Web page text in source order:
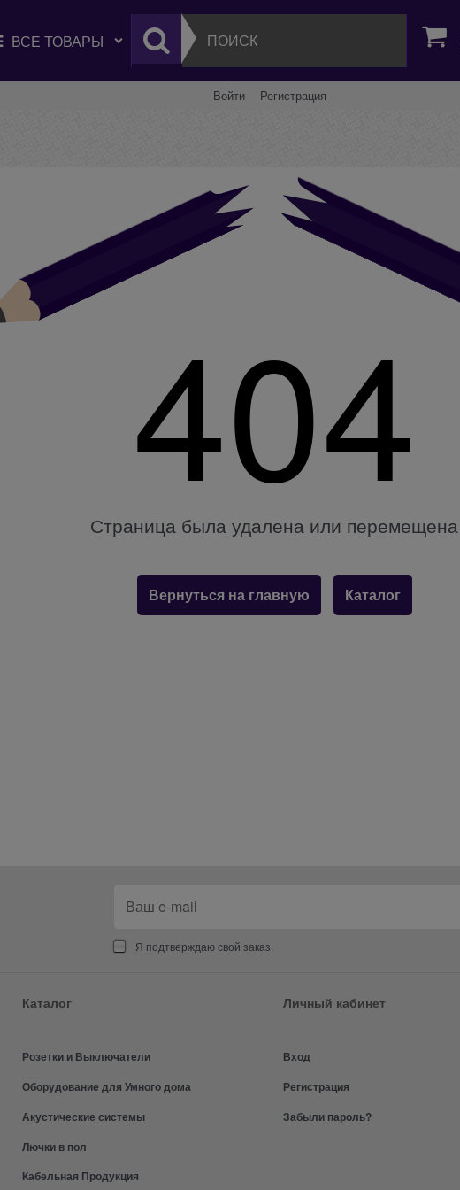
Войти Регистрация
404
Страница была удалена или перемещена
Вернуться на главную Каталог
Я подтверждаю свой заказ.
Каталог
Розетки и Выключатели
Оборудование для Умного дома
Акустические системы
Лючки в пол
Кабельная Продукция
Личный кабинет
Вход
Регистрация
Забыли пароль?